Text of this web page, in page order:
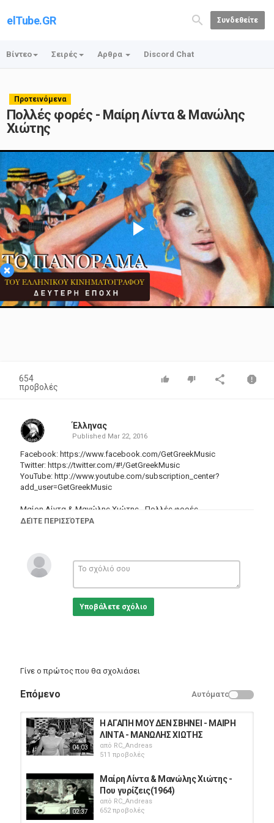
elTube.GR Συνδεθείτε
Βίντεο Σειρές Αρθρα Discord Chat
Προτεινόμενα
Πολλές φορές - Μαίρη Λίντα & Μανώλης
Χιώτης
×
Play
Video
654
προβολές
Έλληνας
Published Mar 22, 2016
Facebook: https://www.facebook.com/GetGreekMusic
Twitter: https://twitter.com/#!/GetGreekMusic
YouTube: http://www.youtube.com/subscription_center?
add_user=GetGreekMusic
Μαίρη Λίντα & Μανώλης Χιώτης - Πολλές φορές
Δίσκος: Το πανόραμα του ελληνικού κινηματογράφου | Δεύτερη
Κατηγορίες
Greek Music
ΔΕΊΤΕ ΠΕΡΙΣΣΌΤΕΡΑ
Υποβάλετε σχόλιο
Γίνε ο πρώτος που θα σχολιάσει
Επόμενο Αυτόματο
04:03
Η ΑΓΑΠΗ ΜΟΥ ΔΕΝ ΣΒΗΝΕΙ - ΜΑΙΡΗ
ΛΙΝΤΑ - ΜΑΝΩΛΗΣ ΧΙΩΤΗΣ
από RC_Andreas
511 προβολές
02:37
Μαίρη Λίντα & Μανώλης Χιώτης -
Που γυρίζεις(1964)
από RC_Andreas
652 προβολές